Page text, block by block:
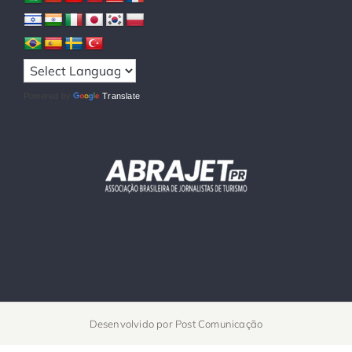
Powered by Translate
Desenvolvido por Post Comunicação